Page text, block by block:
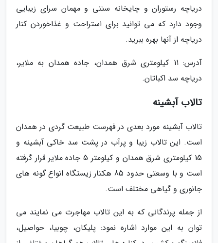
دریاچه رستوران و چایخانه سنتی و مهمان سرای زیبایی
وجود دارد که می توانید برای استراحت و غذاخوردن کنار
دریاچه از آنها بهره ببرید.
آدرس: 11 کیلومتری شرق همدان، جاده همدان به ملایر،
دریاچه سد اکباتان.
تالاب آبشینه
تالاب آبشینه مورد بعدی در فهرست طبیعت گردی در همدان
است. این تالاب زیبا و پرآب در پشت سد خاکی آبشینه و
15 کیلومتری شرق همدان و کیلومتر 5 جاده ملایر قرار گرفته
است و با وسعتی حدود 85 هکتار زیستگاه انواع گونه های
جانوری و گیاهی مختلف است.
از جمله پرندگانی که به این تالاب مهاجرت می نمایند می
توان به این موارد اشاره نمود: پلیکان، چوبیا، حواصیل،